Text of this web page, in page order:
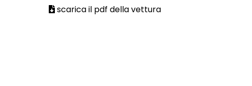
scarica il pdf della vettura